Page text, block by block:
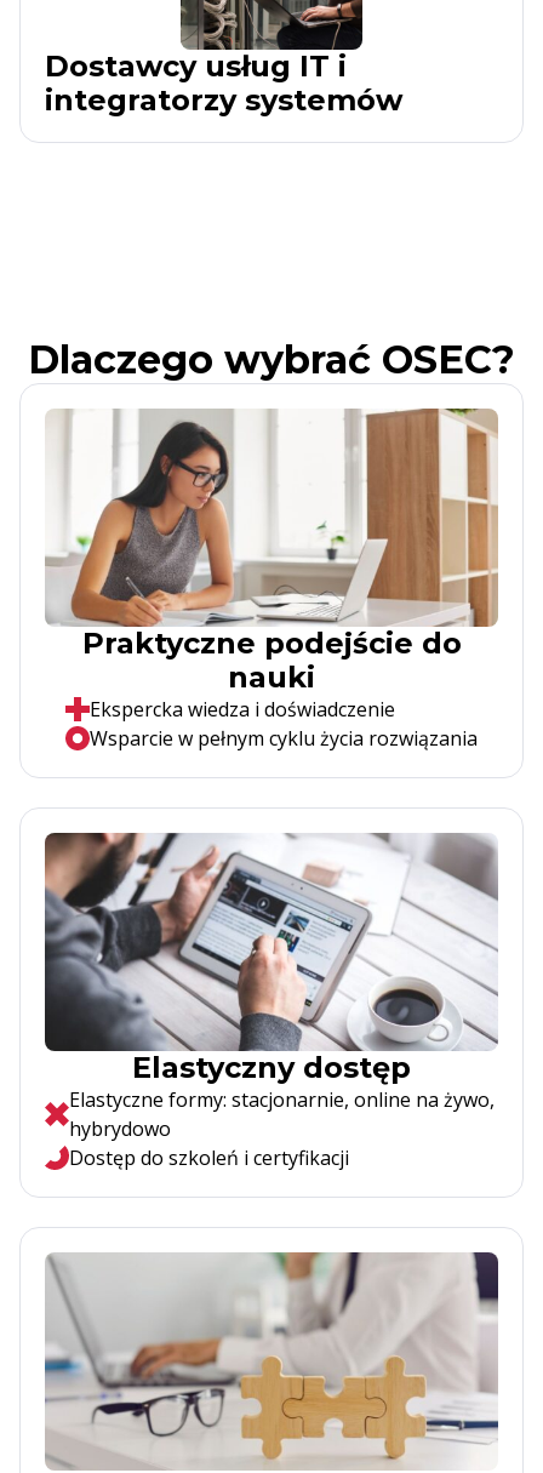
Dostawcy usług IT i
integratorzy systemów
Dlaczego wybrać OSEC?
Praktyczne podejście do
nauki
Ekspercka wiedza i doświadczenie
Wsparcie w pełnym cyklu życia rozwiązania
Elastyczny dostęp
Elastyczne formy: stacjonarnie, online na żywo,
hybrydowo
Dostęp do szkoleń i certyfikacji